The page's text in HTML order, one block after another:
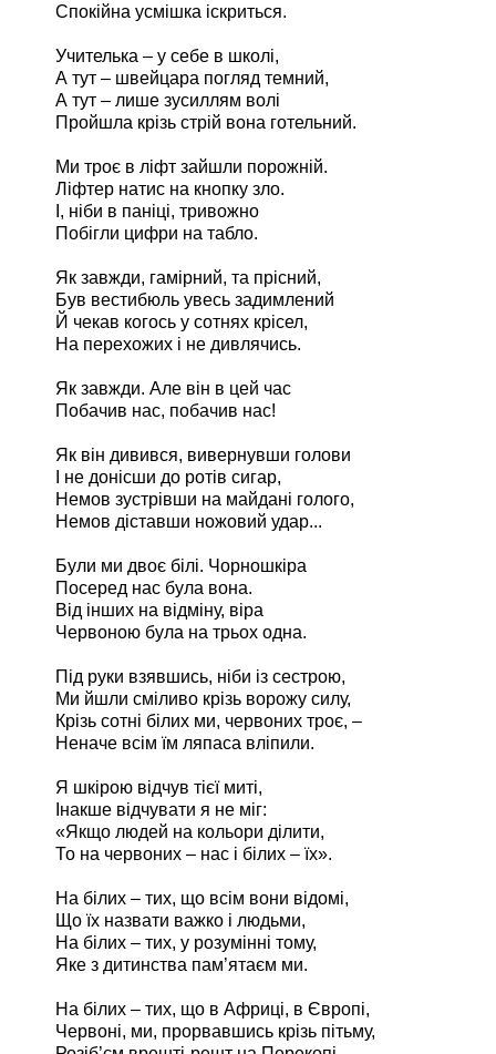
Спокійна усмішка іскриться.
Учителька – у себе в школі,
А тут – швейцара погляд темний,
А тут – лише зусиллям волі
Пройшла крізь стрій вона готельний.
Ми троє в ліфт зайшли порожній.
Ліфтер натис на кнопку зло.
І, ніби в паніці, тривожно
Побігли цифри на табло.
Як завжди, гамірний, та прісний,
Був вестибюль увесь задимлений
Й чекав когось у сотнях крісел,
На перехожих і не дивлячись.
Як завжди. Але він в цей час
Побачив нас, побачив нас!
Як він дивився, вивернувши голови
І не донісши до ротів сигар,
Немов зустрівши на майдані голого,
Немов діставши ножовий удар...
Були ми двоє білі. Чорношкіра
Посеред нас була вона.
Від інших на відміну, віра
Червоною була на трьох одна.
Під руки взявшись, ніби із сестрою,
Ми йшли сміливо крізь ворожу силу,
Крізь сотні білих ми, червоних троє, –
Неначе всім їм ляпаса вліпили.
Я шкірою відчув тієї миті,
Інакше відчувати я не міг:
«Якщо людей на кольори ділити,
То на червоних – нас і білих – їх».
На білих – тих, що всім вони відомі,
Що їх назвати важко і людьми,
На білих – тих, у розумінні тому,
Яке з дитинства пам’ятаєм ми.
На білих – тих, що в Африці, в Європі,
Червоні, ми, прорвавшись крізь пітьму,